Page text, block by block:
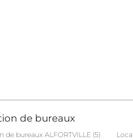
de bureaux
de bureaux ALFORTVILLE (5)